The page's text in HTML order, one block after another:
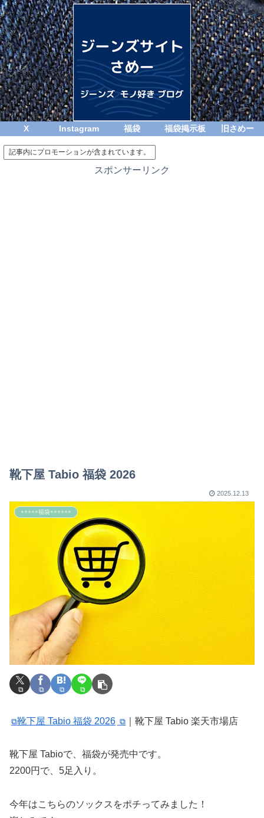
X Instagram 福袋 福袋掲示板 旧さめー
記事内にプロモーションが含まれています。
スポンサーリンク
靴下屋 Tabio 福袋 2026
2025.12.13
+++++福袋++++++
靴下屋 Tabio 福袋 2026 ｜靴下屋 Tabio 楽天市場店
靴下屋 Tabioで、福袋が発売中です。
2200円で、5足入り。
今年はこちらのソックスをポチってみました！